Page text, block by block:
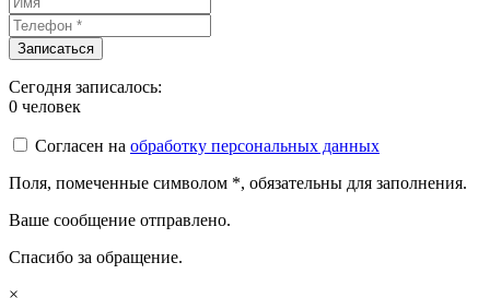
Сегодня записалось:
0 человек
Согласен на обработку персональных данных
Поля, помеченные символом *, обязательны для заполнения.
Ваше сообщение отправлено.
Спасибо за обращение.
×